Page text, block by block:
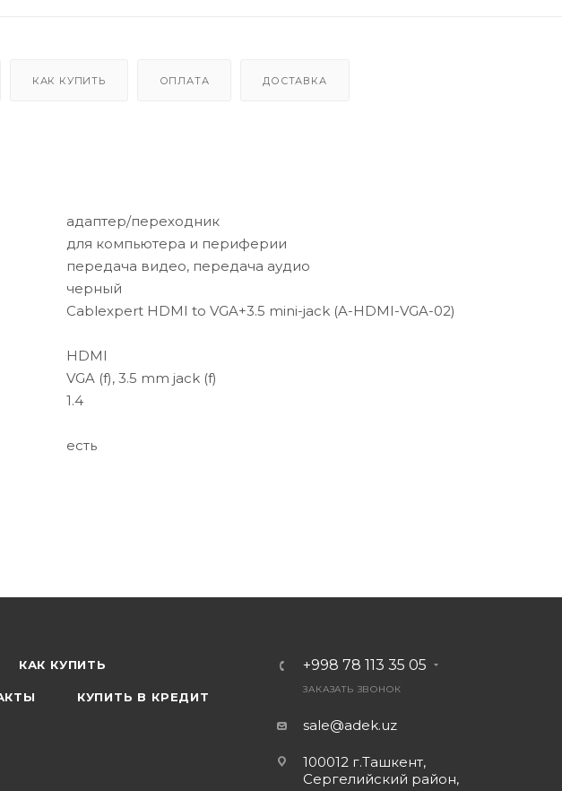
КАК КУПИТЬ ОПЛАТА ДОСТАВКА
адаптер/переходник
для компьютера и периферии
передача видео, передача аудио
черный
Cablexpert HDMI to VGA+3.5 mini-jack (A-HDMI-VGA-02)
HDMI
VGA (f), 3.5 mm jack (f)
1.4
есть
КАК КУПИТЬ
КУПИТЬ В КРЕДИТ
+998 78 113 35 05
ЗАКАЗАТЬ ЗВОНОК
sale@adek.uz
100012 г.Ташкент,
Сергелийский район,